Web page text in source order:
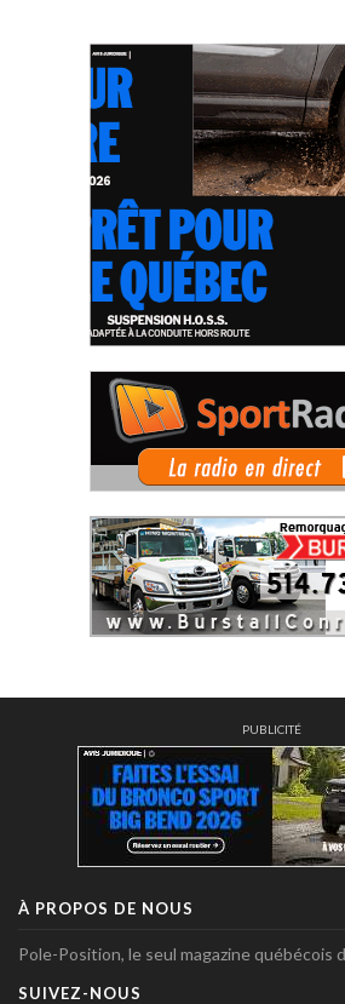
PUBLICITÉ
À PROPOS DE NOUS
Pole-Position, le seul magazine québécois
SUIVEZ-NOUS